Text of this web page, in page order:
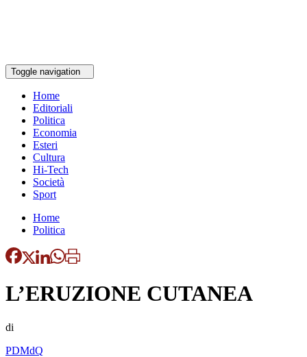
Toggle navigation
Home
Editoriali
Politica
Economia
Esteri
Cultura
Hi-Tech
Società
Sport
Home
Politica
L’ERUZIONE CUTANEA
di
PDMdQ